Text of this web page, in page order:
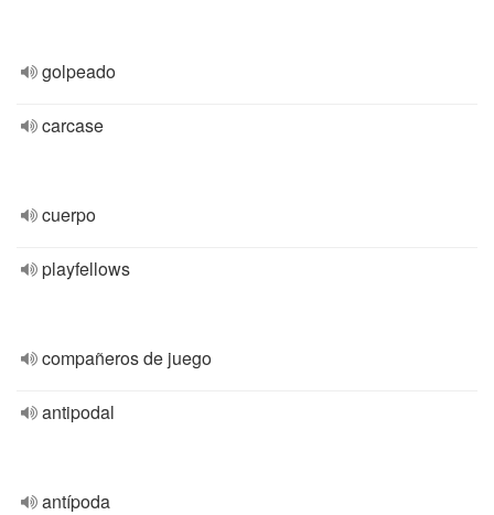
golpeado
carcase
cuerpo
playfellows
compañeros de juego
antipodal
antípoda